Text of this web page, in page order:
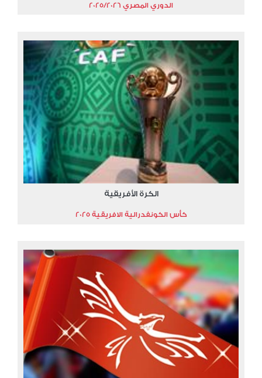
الدوري المصري 2025/2026
الكرة الأفريقية
كأس الكونفدرالية الافريقية 2025